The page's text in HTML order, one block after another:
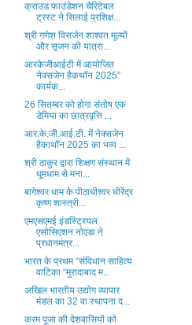
क्राउड फाउंडेशन चैरिटेबल
ट्रस्ट ने सिलाई प्रशिक्ष...
श्री गणेश विसर्जन शाश्वत मूल्यों
और सृजन की यात्रा...
आरकेजीआईटी में आयोजित
नेक्सजेन हैकथॉन 2025”
कार्यक...
26 सितम्बर को होगा संतोष एक
डेमिया का छात्रवृत्ति ...
आर.के.जी.आई.टी. में नेक्सजेन
हैकाथॉन 2025 का भव्य ...
श्री ठाकुर द्वारा शिक्षण संस्थान में
धूमधाम से मना...
बागेश्वर धाम के पीठाधीश्वर धीरेंद्र
कृष्ण शास्त्री...
एमएसएमई इंडस्ट्रियल
एसोसिएशन नोएडा ने
प्रधानमंत्र...
भारत के प्रथम “संविधान साहित्य
वाटिका “मुरादाबाद म...
अखिल भारतीय उद्योग व्यापार
मंडल का 32 वा स्थापना द...
करम पूजा की देशवासियों को